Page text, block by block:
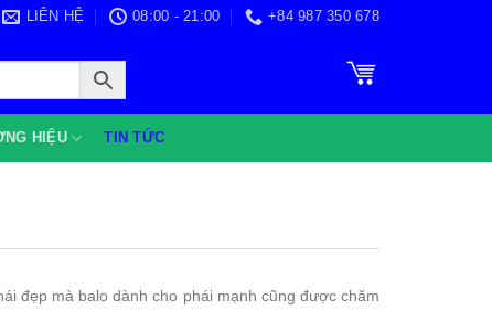
LIÊN HỆ 08:00 - 21:00 +84 987 350 678
HIỆU TIN TỨC
đẹp mà balo dành cho phái mạnh cũng được chăm